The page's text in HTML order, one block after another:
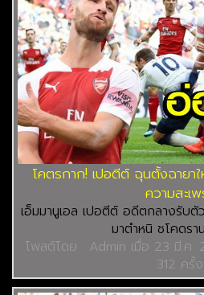
โคตรกาก! เปอตีต์ ฉุนตั้งฉายา
ความสะเพ
เอ็มมานูเอล เปอตีต์ อดีตกลางรับ
มาตำหนิ ชโคดร
โพสต์โดย : Admin เมื่อ 23 มี.ค.
312 ครั้ง